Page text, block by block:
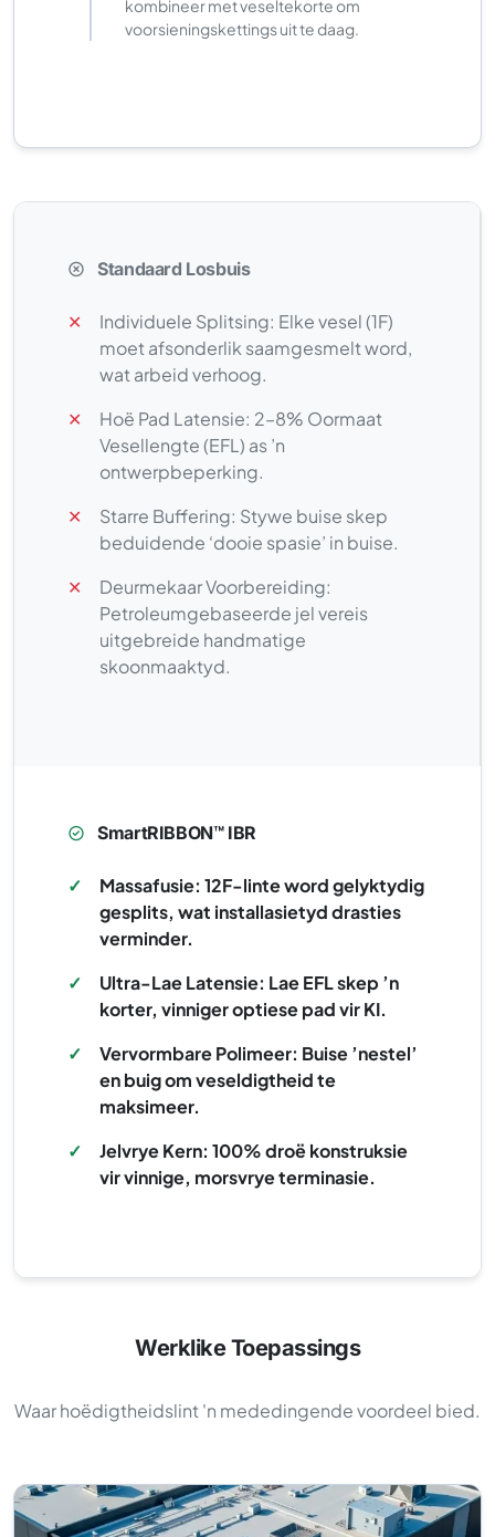
kombineer met veseltekorte om
voorsieningskettings uit te daag.
Standaard Losbuis
✕
Individuele Splitsing: Elke vesel (1F)
moet afsonderlik saamgesmelt word,
wat arbeid verhoog.
✕
Hoë Pad Latensie: 2–8% Oormaat
Vesellengte (EFL) as ’n
ontwerpbeperking.
✕
Starre Buffering: Stywe buise skep
beduidende ‘dooie spasie’ in buise.
✕
Deurmekaar Voorbereiding:
Petroleumgebaseerde jel vereis
uitgebreide handmatige
skoonmaaktyd.
SmartRIBBON™ IBR
✓
Massafusie: 12F-linte word gelyktydig
gesplits, wat installasietyd drasties
verminder.
✓
Ultra-Lae Latensie: Lae EFL skep ’n
korter, vinniger optiese pad vir KI.
✓
Vervormbare Polimeer: Buise ’nestel’
en buig om veseldigtheid te
maksimeer.
✓
Jelvrye Kern: 100% droë konstruksie
vir vinnige, morsvrye terminasie.
Werklike Toepassings
Waar hoëdigtheidslint 'n mededingende voordeel bied.